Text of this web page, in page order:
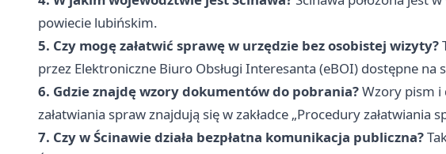
powiecie lubińskim.
5. Czy mogę załatwić sprawę w urzędzie bez osobistej wizyty?
przez Elektroniczne Biuro Obsługi Interesanta (eBOI) dostępne na
6. Gdzie znajdę wzory dokumentów do pobrania?Wzory pism
załatwiania spraw znajdują się w zakładce „Procedury załatwiania
7. Czy w Ścinawie działa bezpłatna komunikacja publiczna?